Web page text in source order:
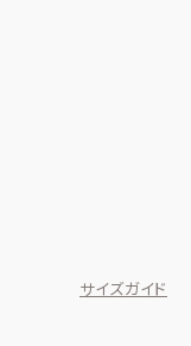
サイズガイド